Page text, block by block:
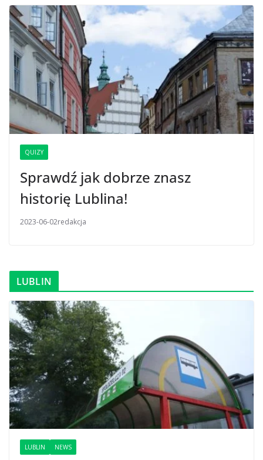
QUIZY
Sprawdź jak dobrze znasz
historię Lublina!
2023-06-02redakcja
LUBLIN
LUBLIN NEWS